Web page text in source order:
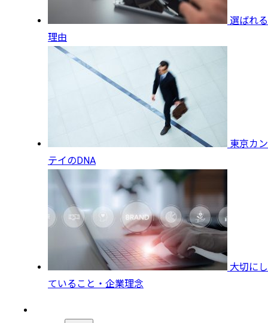
選ばれる
理由
東京カン
テイのDNA
大切にし
ていること・企業理念